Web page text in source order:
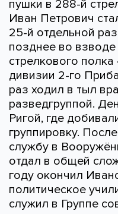
пушки в 288-й
Иван Петрович
25-й отдельной
позднее во
стрелкового
дивизии 2-го
раз ходил в тыл
разведгруппой.
Ригой, где
группировку.
службу в
отдал в общей
году окончил
политическое
служил в Группе